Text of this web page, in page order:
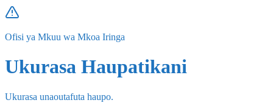
Ofisi ya Mkuu wa Mkoa Iringa
Ukurasa Haupatikani
Ukurasa unaoutafuta haupo.